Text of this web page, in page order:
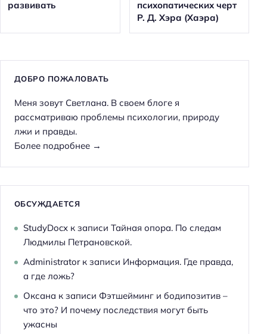
развивать
психопатических черт
Р. Д. Хэра (Хаэра)
ДОБРО ПОЖАЛОВАТЬ
Меня зовут Светлана. В своем блоге я
рассматриваю проблемы психологии, природу
лжи и правды.
Более подробнее →
ОБСУЖДАЕТСЯ
StudyDocxк записи Тайная опора. По следам
Людмилы Петрановской.
Administratorк записи Информация. Где правда,
а где ложь?
Оксана к записи Фэтшейминг и бодипозитив –
что это? И почему последствия могут быть
ужасны